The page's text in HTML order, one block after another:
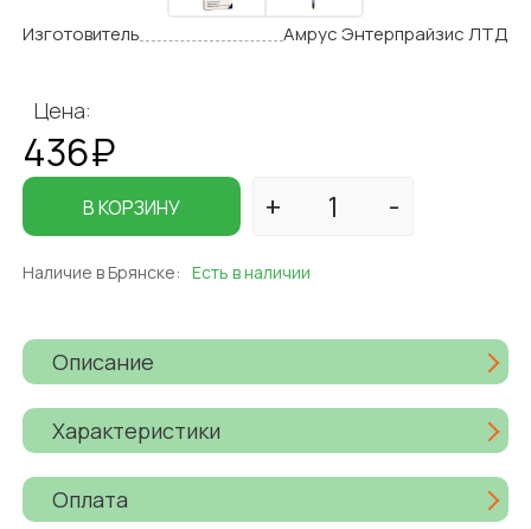
Изготовитель Амрус Энтерпрайзис ЛТД
Цена:
436₽
В КОРЗИНУ
Наличие в Брянске: Есть в наличии
Описание
Характеристики
Оплата